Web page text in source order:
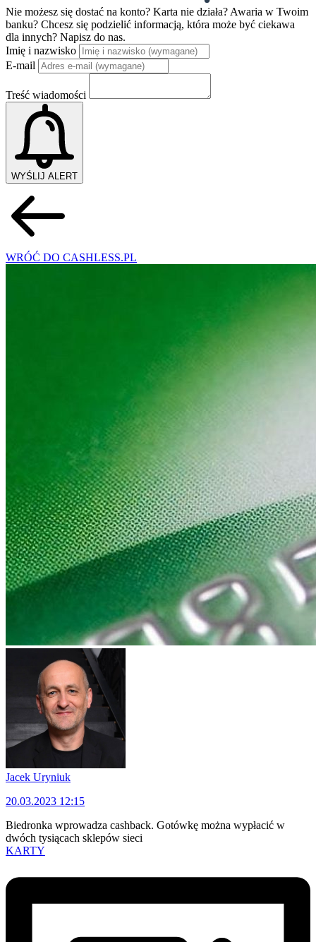
Nie możesz się dostać na konto? Karta nie działa? Awaria w Twoim
banku? Chcesz się podzielić informacją, która może być ciekawa
dla innych? Napisz do nas.
Imię i nazwisko
E-mail
Treść wiadomości
WYŚLIJ ALERT
WRÓĆ DO CASHLESS.PL
Jacek Uryniuk
20.03.2023 12:15
Biedronka wprowadza cashback. Gotówkę można wypłacić w
dwóch tysiącach sklepów sieci
KARTY